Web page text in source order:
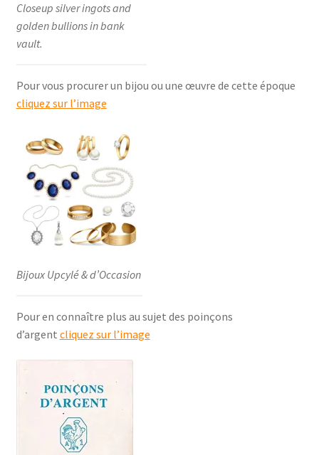
Closeup silver ingots and
golden bullions in bank
vault.
Pour vous procurer un bijou ou une œuvre de cette époque
cliquez sur l’image
Bijoux Upcylé & d’Occasion
Pour en connaître plus au sujet des poinçons
d’argent cliquez sur l’image